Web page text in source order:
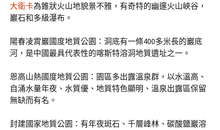
大衛卡為錐狀火山地貌景不雅，有奇特的幽邃火山峽谷，
巖石和多級瀑布。
陽春凌霄巖國度地質公園：洞底有一條400多米長的巖底
河，是中國最具代表性的喀斯特溶洞地質遺址之一。
恩高山熱國度地質公園：園區多出露溫泉群，以水溫高、
自涌水量年夜、水質優、地質特色顯明、溫泉出露區保留
無缺而有名。
封建國家地質公園：有年夜斑石、千層峰林、碳酸鹽巖溶